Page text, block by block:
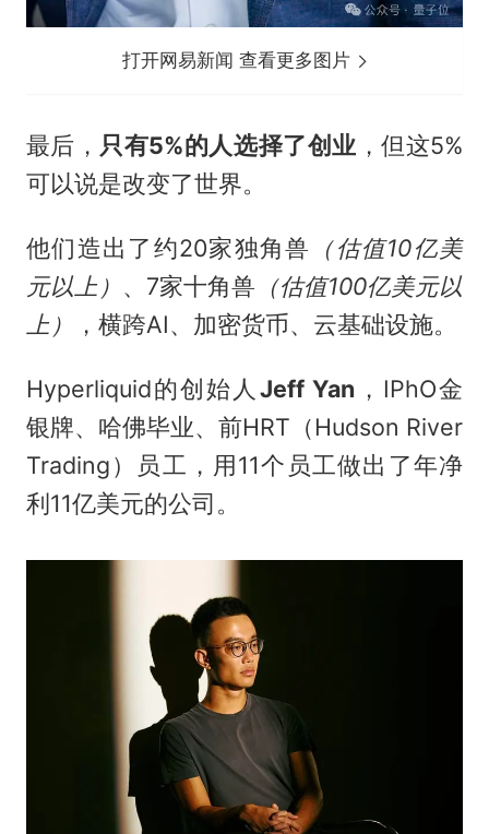
打开网易新闻 查看更多图片
最后， 只有5%的人选择了创业 ，但这5%
可以说是改变了世界。
他们造出了约20家独角兽 （估值10亿美
元以上） 、7家十角兽 （估值100亿美元以
上）
，横跨AI、加密货币、云基础设施。
Hyperliquid的创始人 Jeff Yan ，IPhO金
银牌、哈佛毕业、前HRT（Hudson River
Trading）员工，用11个员工做出了年净
利11亿美元的公司。